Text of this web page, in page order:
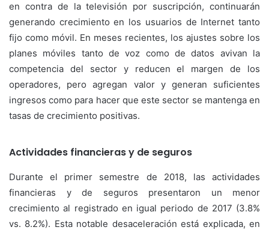
en contra de la televisión por suscripción, continuarán
generando crecimiento en los usuarios de Internet tanto
fijo como móvil. En meses recientes, los ajustes sobre los
planes móviles tanto de voz como de datos avivan la
competencia del sector y reducen el margen de los
operadores, pero agregan valor y generan suficientes
ingresos como para hacer que este sector se mantenga en
tasas de crecimiento positivas.
Actividades financieras y de seguros
Durante el primer semestre de 2018, las actividades
financieras y de seguros presentaron un menor
crecimiento al registrado en igual periodo de 2017 (3.8%
vs. 8.2%). Esta notable desaceleración está explicada, en